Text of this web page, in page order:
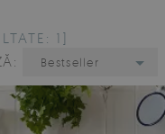
1]
Bestseller